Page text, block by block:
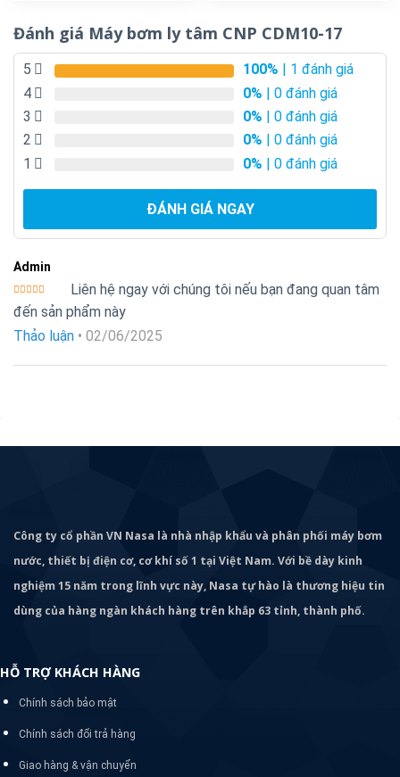
Đánh giá Máy bơm ly tâm CNP CDM10-17
5 100% | 1 đánh giá
4
0% | 0 đánh giá
3
0% | 0 đánh giá
2
0% | 0 đánh giá
1
0% | 0 đánh giá
ĐÁNH GIÁ NGAY
Admin
Được xếp
hạng 55
Liên hệ ngay với chúng tôi nếu bạn đang quan tâm
đến sản phẩm này
Thảo luận • 02/06/2025
Công ty cổ phần VN Nasa là nhà nhập khẩu và phân phối máy bơm
nước, thiết bị điện cơ, cơ khí số 1 tại Việt Nam. Với bề dày kinh
nghiệm 15 năm trong lĩnh vực này, Nasa tự hào là thương hiệu tin
dùng của hàng ngàn khách hàng trên khắp 63 tỉnh, thành phố.
HỖ TRỢ KHÁCH HÀNG
Chính sách bảo mật
Chính sách đổi trả hàng
Giao hàng & vận chuyển